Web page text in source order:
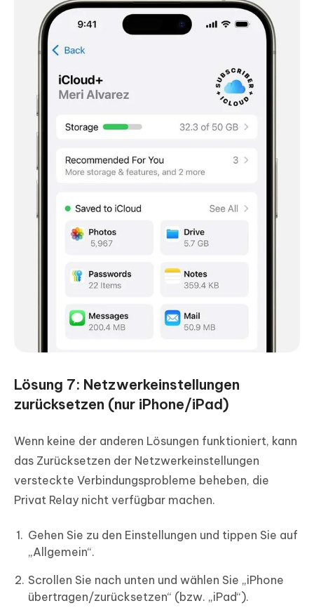
Lösung 7: Netzwerkeinstellungen
zurücksetzen (nur iPhone/iPad)
Wenn keine der anderen Lösungen funktioniert, kann
das Zurücksetzen der Netzwerkeinstellungen
versteckte Verbindungsprobleme beheben, die
Privat Relay nicht verfügbar machen.
Gehen Sie zu den Einstellungen und tippen Sie auf
„Allgemein“.
Scrollen Sie nach unten und wählen Sie „iPhone
übertragen/zurücksetzen“ (bzw. „iPad“).